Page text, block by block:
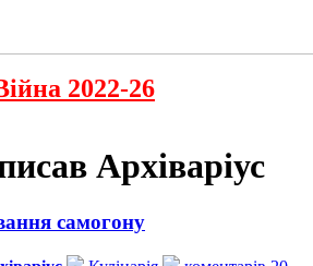
2022-26
Архіваріус
самогону